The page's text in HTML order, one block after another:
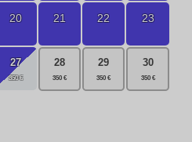
20 21 22 23
27 28 29 30